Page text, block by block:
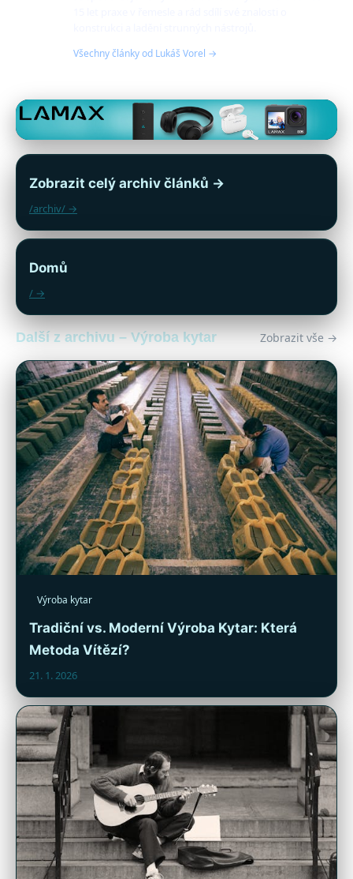
Všechny články od Lukáš Vorel →
Zobrazit celý archiv článků →
/archiv/ →
Domů
/ →
Další z archivu – Výroba kytar Zobrazit vše →
Výroba kytar
Tradiční vs. Moderní Výroba Kytar: Která
Metoda Vítězí?
21. 1. 2026